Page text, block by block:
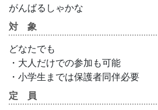
がんばるしゃかな
対 象
どなたでも
・大人だけでの参加も可能
・小学生までは保護者同伴必要
定 員